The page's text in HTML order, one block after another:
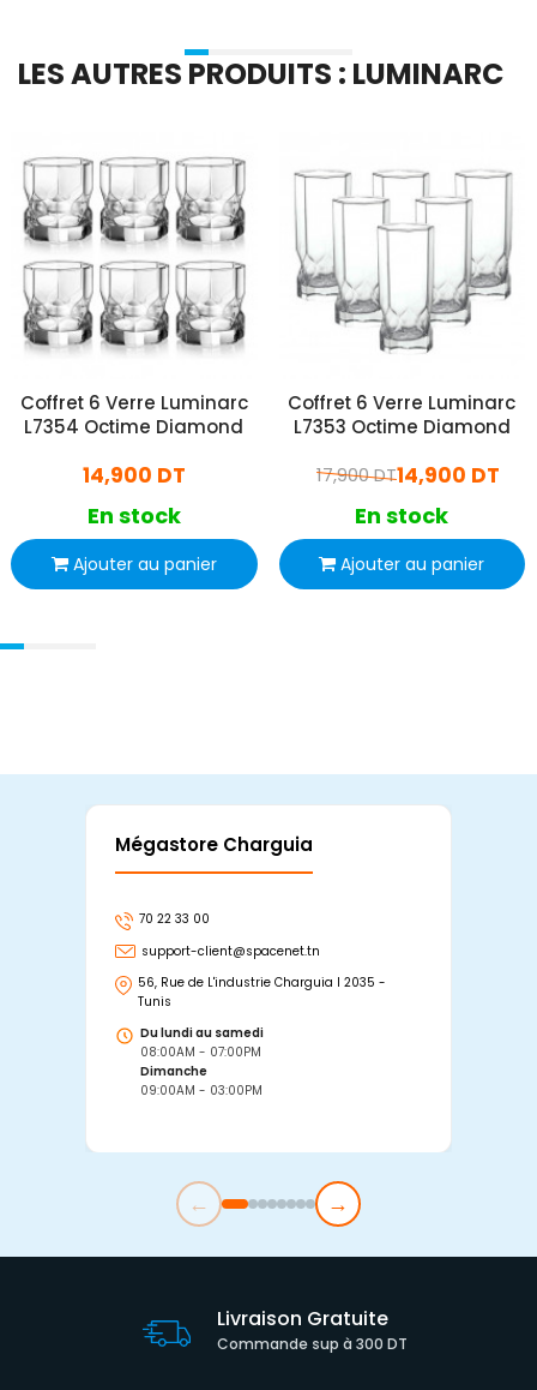
LES AUTRES PRODUITS : LUMINARC
Coffret 6 Verre Luminarc
L7354 Octime Diamond
14,900 DT
En stock
Ajouter au panier
Coffret 6 Verre Luminarc
L7353 Octime Diamond
14,900 DT
17,900 DT
En stock
Ajouter au panier
Mégastore Charguia
70 22 33 00
support-client@spacenet.tn
56, Rue de L'industrie Charguia I 2035 -
Tunis
Du lundi au samedi
08:00AM - 07:00PM
Dimanche
09:00AM - 03:00PM
← →
Livraison Gratuite
Commande sup à 300 DT